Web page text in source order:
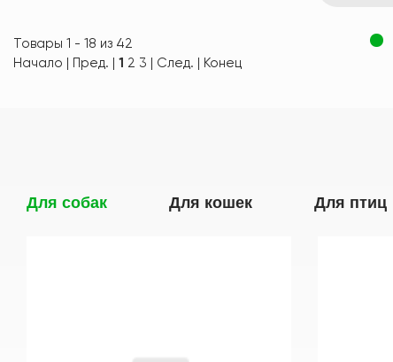
Товары 1 - 18 из 42
Начало | Пред. | 1 2 3 | След. | Конец
Для собак Для кошек Для птиц